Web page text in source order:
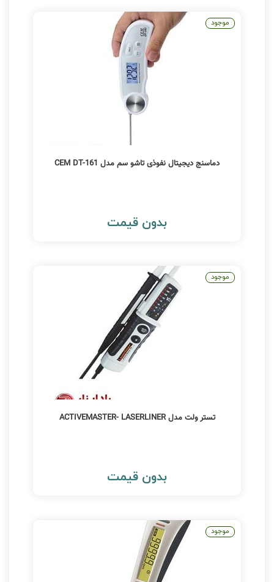
دماسنج دیجیتال نفوذی تاشو سم مدل CEM DT-161
بدون قیمت
موجود
تستر ولت مدل ACTIVEMASTER- LASERLINER
بدون قیمت
موجود
موجود